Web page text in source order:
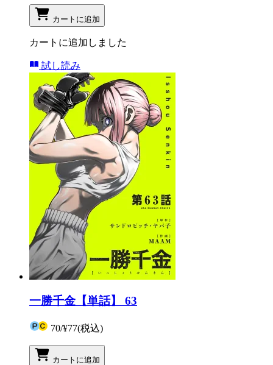
カートに追加
カートに追加しました
試し読み
一勝千金【単話】 63
70/¥77(税込)
カートに追加